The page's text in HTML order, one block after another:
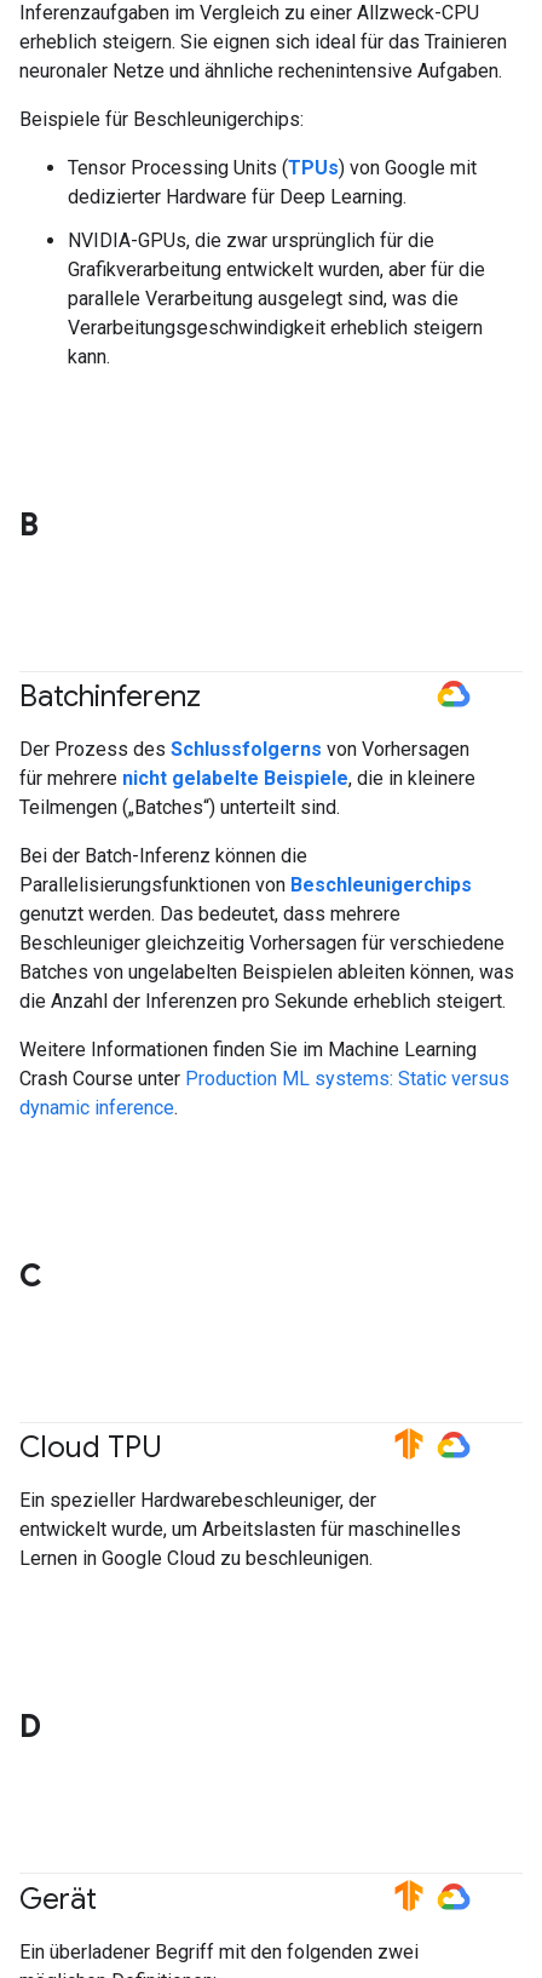
Inferenzaufgaben im Vergleich zu einer Allzweck-CPU
erheblich steigern. Sie eignen sich ideal für das Trainieren
neuronaler Netze und ähnliche rechenintensive Aufgaben.
Beispiele für Beschleunigerchips:
Tensor Processing Units (TPUs) von Google mit
dedizierter Hardware für Deep Learning.
NVIDIA-GPUs, die zwar ursprünglich für die
Grafikverarbeitung entwickelt wurden, aber für die
parallele Verarbeitung ausgelegt sind, was die
Verarbeitungsgeschwindigkeit erheblich steigern
kann.
B
Batchinferenz #GoogleCloud
Der Prozess des Schlussfolgerns von Vorhersagen
für mehrere nicht gelabelte Beispiele, die in kleinere
Teilmengen („Batches“) unterteilt sind.
Bei der Batch-Inferenz können die
Parallelisierungsfunktionen von Beschleunigerchips
genutzt werden. Das bedeutet, dass mehrere
Beschleuniger gleichzeitig Vorhersagen für verschiedene
Batches von ungelabelten Beispielen ableiten können, was
die Anzahl der Inferenzen pro Sekunde erheblich steigert.
Weitere Informationen finden Sie im Machine Learning
Crash Course unter Production ML systems: Static versus
dynamic inference.
C
Cloud TPU #TensorFlow #GoogleCloud
Ein spezieller Hardwarebeschleuniger, der
entwickelt wurde, um Arbeitslasten für maschinelles
Lernen in Google Cloud zu beschleunigen.
D
Gerät #TensorFlow #GoogleCloud
Ein überladener Begriff mit den folgenden zwei